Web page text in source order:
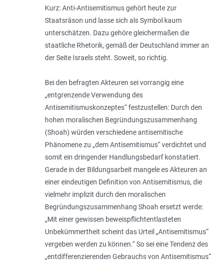
Kurz: Anti-Antisemitismus gehört heute zur
Staatsräson und lasse sich als Symbol kaum
unterschätzen. Dazu gehöre gleichermaßen die
staatliche Rhetorik, gemäß der Deutschland immer an
der Seite Israels steht. Soweit, so richtig.
Bei den befragten Akteuren sei vorrangig eine
„entgrenzende Verwendung des
Antisemitismuskonzeptes“ festzustellen: Durch den
hohen moralischen Begründungszusammenhang
(Shoah) würden verschiedene antisemitische
Phänomene zu „dem Antisemitismus“ verdichtet und
somit ein dringender Handlungsbedarf kons­tatiert.
Gerade in der Bildungsarbeit mangele es Akteuren an
einer eindeutigen Definition von Antisemitismus, die
vielmehr implizit durch den moralischen
Begründungszusammenhang Shoah ersetzt werde:
„Mit einer gewissen beweispflichtentlasteten
Unbekümmertheit scheint das Urteil „Antisemitismus“
vergeben werden zu können.“ So sei eine Tendenz des
„entdifferenzierenden Gebrauchs von Antisemitismus“